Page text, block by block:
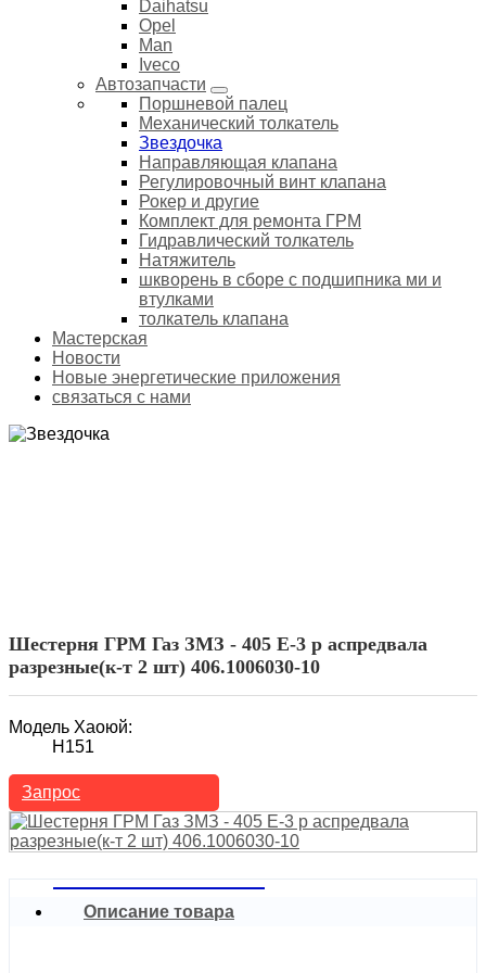
Daihatsu
Opel
Man
Iveco
Автозапчасти
Поршневой палец
Механический толкатель
Звездочка
Направляющая клапана
Регулировочный винт клапана
Рокер и другие
Комплект для ремонта ГРМ
Гидравлический толкатель
Натяжитель
шкворень в сборе с подшипника ми и
втулками
толкатель клапана
Мастерская
Новости
Новые энергетические приложения
связаться с нами
Шестерня ГРМ Газ ЗМЗ - 405 Е-3 р аспредвала
разрезные(к-т 2 шт) 406.1006030-10
Модель Хаоюй:
H151
Запрос
Описание товара